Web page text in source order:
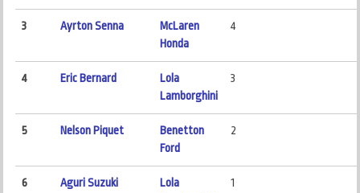
3 Ayrton Senna
McLaren
Honda
4
4 Eric Bernard
Lola
Lamborghini
3
5 Nelson Piquet
Benetton
Ford
2
6 Aguri Suzuki
Lola
1